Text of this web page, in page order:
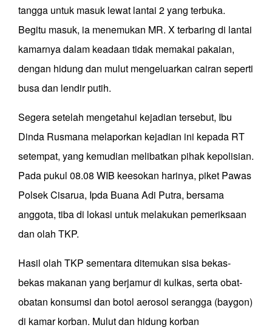
tangga untuk masuk lewat lantai 2 yang terbuka.
Begitu masuk, ia menemukan MR. X terbaring di lantai
kamarnya dalam keadaan tidak memakai pakaian,
dengan hidung dan mulut mengeluarkan cairan seperti
busa dan lendir putih.
Segera setelah mengetahui kejadian tersebut, Ibu
Dinda Rusmana melaporkan kejadian ini kepada RT
setempat, yang kemudian melibatkan pihak kepolisian.
Pada pukul 08.08 WIB keesokan harinya, piket Pawas
Polsek Cisarua, Ipda Buana Adi Putra, bersama
anggota, tiba di lokasi untuk melakukan pemeriksaan
dan olah TKP.
Hasil olah TKP sementara ditemukan sisa bekas-
bekas makanan yang berjamur di kulkas, serta obat-
obatan konsumsi dan botol aerosol serangga (baygon)
di kamar korban. Mulut dan hidung korban